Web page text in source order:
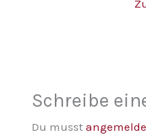
Schreibe
Du musst